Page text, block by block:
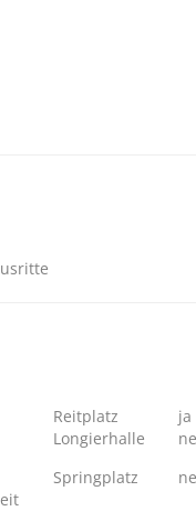
Reitplatz
ja
Longierhalle
Springplatz